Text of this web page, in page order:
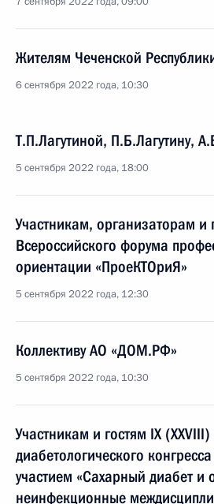
Жителям Чеченской
6 сентября 2022 года, 10:30
Т.П.Лагутиной, П.Б.Лагутину,
5 сентября 2022 года, 18:00
Участникам, организаторам и
Всероссийского форума
ориентации «ПроеКТОриЯ»
5 сентября 2022 года, 12:30
Коллективу АО «ДОМ.РФ»
5 сентября 2022 года, 10:30
Участникам и гостям IX
диабетологического
участием «Сахарный диабет и
неинфекционные